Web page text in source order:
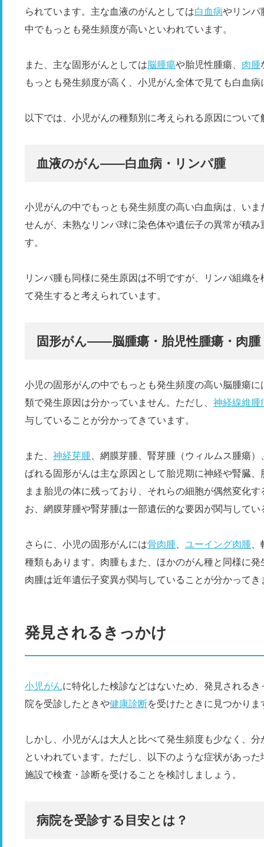
られています。主な血液のがんとしては白血病やリンパ
中でもっとも発生頻度が高いといわれています。
また、主な固形がんとしては 脳腫瘍や胎児性腫瘍、 肉腫
もっとも発生頻度が高く、小児がん全体で見ても白血
以下では、小児がんの種類別に考えられる原因について
血液のがん――白血病・リンパ腫
小児がんの中でもっとも発生頻度の高い白血病は、い
せんが、未熟なリンパ球に染色体や遺伝子の異常が積
す。
リンパ腫も同様に発生原因は不明ですが、リンパ組織
て発生すると考えられています。
固形がん――脳腫瘍・胎児性腫瘍・肉腫
小児の固形がんの中でもっとも発生頻度の高い脳腫瘍
類で発生原因は分かっていません。ただし、 神経線維腫
与していることが分かってきています。
また、 神経芽腫 、網膜芽腫、腎芽腫（ウィルムス腫瘍）
ばれる固形がんは主な原因として胎児期に神経や腎臓
まま胎児の体に残っており、それらの細胞が偶然変化
お、網膜芽腫や腎芽腫は一部遺伝的な要因が関与して
さらに、小児の固形がんには骨肉腫 ユーイング肉腫
種類もあります。肉腫もまた、ほかのがん種と同様に
肉腫は近年遺伝子変異が関与していることが分かってき
発見されるきっかけ
小児がんに特化した検診などはないため、発見される
院を受診したときや健康診断を受けたときに見つかりま
しかし、小児がんは大人と比べて発生頻度も少なく、
といわれています。ただし、以下のような症状があっ
施設で検査・診断を受けることを検討しましょう。
病院を受診する目安とは？